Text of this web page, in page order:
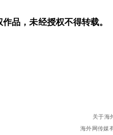
品，未经授权不得转载。
关于海
海外网传媒